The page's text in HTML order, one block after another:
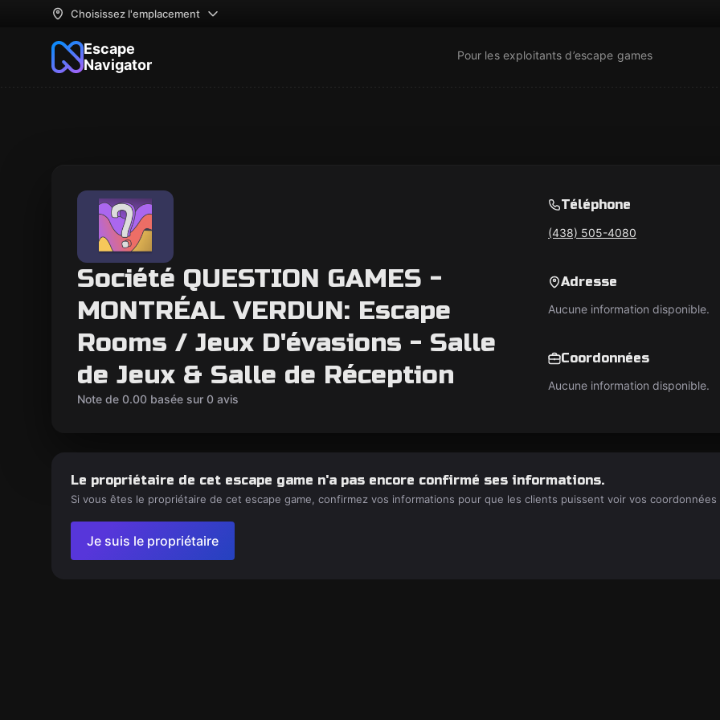
Choisissez l'emplacement
Escape
Navigator
Pour les exploitants d’escape games
Société QUESTION GAMES -
MONTRÉAL VERDUN: Escape
Rooms / Jeux D'évasions - Salle
de Jeux & Salle de Réception
Note de 0.00 basée sur 0 avis
Téléphone
(438) 505-4080
Adresse
Aucune information disponible.
Coordonnées
Aucune information disponible.
Le propriétaire de cet escape game n'a pas encore confirmé ses informations.
Si vous êtes le propriétaire de cet escape game, confirmez vos informations pour que les clients puissent voir vos
Je suis le propriétaire